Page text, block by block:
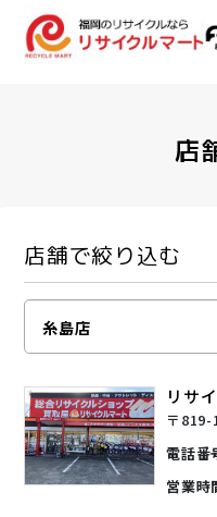
店
店舗で絞り込む
リサ
〒819-
電話番
営業時